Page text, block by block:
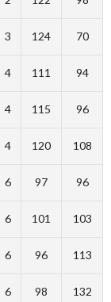
3 124 70
4 111 94
4 115 96
4 120 108
6 97 96
6 101 103
6 96 113
6 98 132